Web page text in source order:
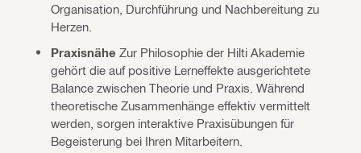
Organisation, Durchführung und Nachbereitung zu
Herzen.
Praxisnähe Zur Philosophie der Hilti Akademie
gehört die auf positive Lerneffekte ausgerichtete
Balance zwischen Theorie und Praxis. Während
theoretische Zusammenhänge effektiv vermittelt
werden, sorgen interaktive Praxisübungen für
Begeisterung bei Ihren Mitarbeitern.